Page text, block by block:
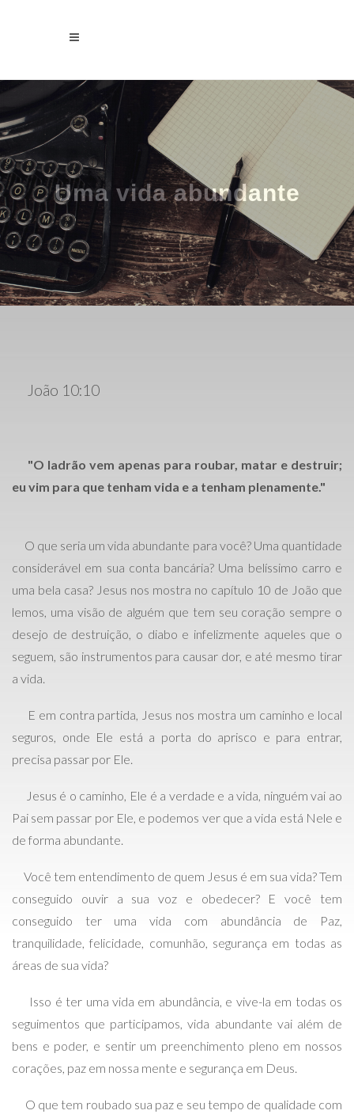
Uma vida abundante
João 10:10
"O ladrão vem apenas para roubar, matar e destruir;
eu vim para que tenham vida e a tenham plenamente."
O que seria um vida abundante para você? Uma quantidade
considerável em sua conta bancária? Uma belíssimo carro e
uma bela casa? Jesus nos mostra no capítulo 10 de João que
lemos, uma visão de alguém que tem seu coração sempre o
desejo de destruição, o diabo e infelizmente aqueles que o
seguem, são instrumentos para causar dor, e até mesmo tirar
a vida.
E em contra partida, Jesus nos mostra um caminho e local
seguros, onde Ele está a porta do aprisco e para entrar,
precisa passar por Ele.
Jesus é o caminho, Ele é a verdade e a vida, ninguém vai ao
Pai sem passar por Ele, e podemos ver que a vida está Nele e
de forma abundante.
Você tem entendimento de quem Jesus é em sua vida? Tem
conseguido ouvir a sua voz e obedecer? E você tem
conseguido ter uma vida com abundância de Paz,
tranquilidade, felicidade, comunhão, segurança em todas as
áreas de sua vida?
Isso é ter uma vida em abundância, e vive-la em todas os
seguimentos que participamos, vida abundante vai além de
bens e poder, e sentir um preenchimento pleno em nossos
corações, paz em nossa mente e segurança em Deus.
O que tem roubado sua paz e seu tempo de qualidade com